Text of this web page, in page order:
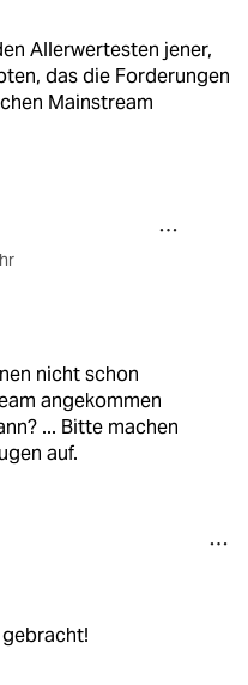
Allerwertesten jener,
das die Forderungen
Mainstream
nicht schon
angekommen
... Bitte machen
auf.
gebracht!